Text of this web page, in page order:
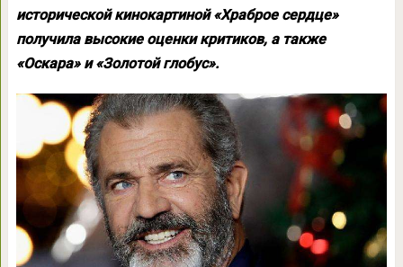
исторической кинокартиной «Храброе сердце»
получила высокие оценки критиков, а также
«Оскара» и «Золотой глобус».